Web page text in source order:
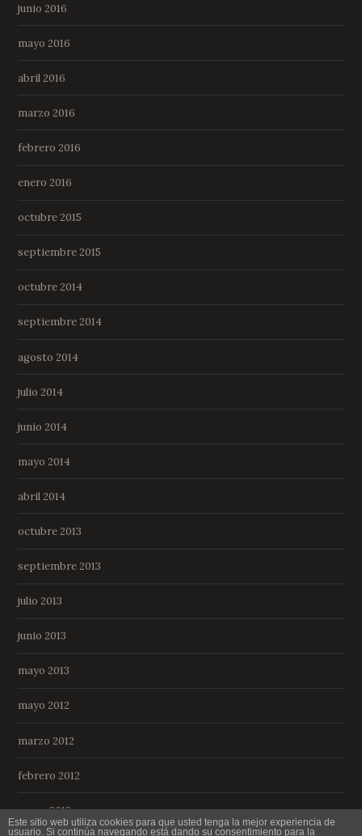
junio 2016
mayo 2016
abril 2016
marzo 2016
febrero 2016
enero 2016
octubre 2015
septiembre 2015
octubre 2014
septiembre 2014
agosto 2014
julio 2014
junio 2014
mayo 2014
abril 2014
octubre 2013
septiembre 2013
julio 2013
junio 2013
mayo 2013
mayo 2012
marzo 2012
febrero 2012
enero 2012
Este sitio web utiliza cookies para que usted tenga la mejor experiencia de
usuario. Si continúa navegando está dando su consentimiento para la